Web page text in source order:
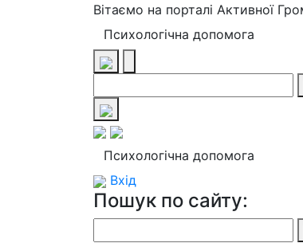
Вітаємо на порталі Активної
Психологічна допомога
Психологічна допомога
Вхід
Пошук по сайту: